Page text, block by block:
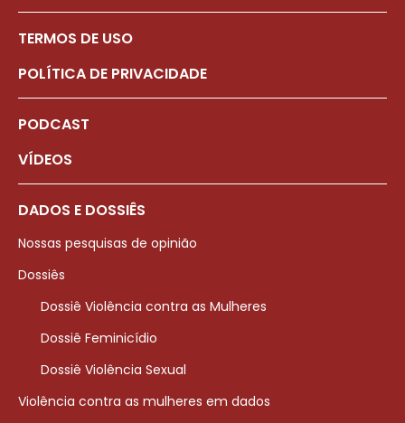
TERMOS DE USO
POLÍTICA DE PRIVACIDADE
PODCAST
VÍDEOS
DADOS E DOSSIÊS
Nossas pesquisas de opinião
Dossiês
Dossiê Violência contra as Mulheres
Dossiê Feminicídio
Dossiê Violência Sexual
Violência contra as mulheres em dados